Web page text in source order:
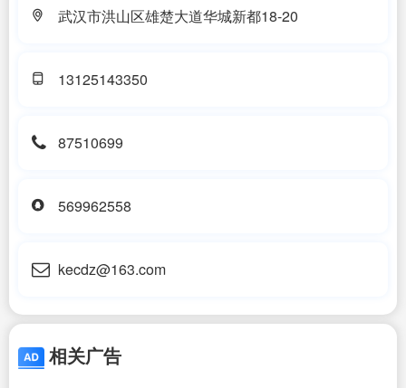
武汉市洪山区雄楚大道华城新都18-20
13125143350
87510699
569962558
kecdz@163.com
相关广告